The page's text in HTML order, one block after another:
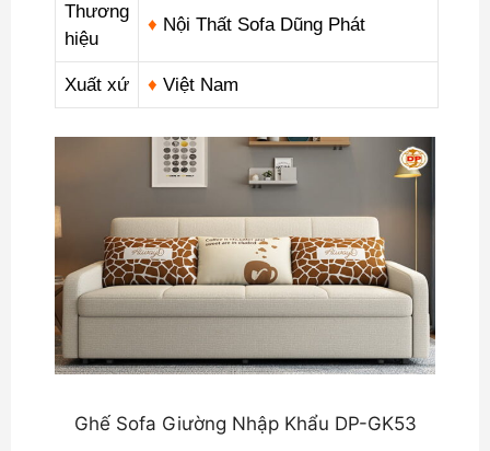
Thương
hiệu
♦ Nội Thất Sofa Dũng Phát
Xuất xứ ♦ Việt Nam
Ghế Sofa Giường Nhập Khẩu DP-GK53